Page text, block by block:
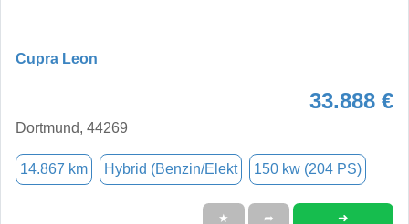
Cupra Leon
33.888 €
Dortmund, 44269
14.867 km Hybrid (Benzin/Elekt 150 kw (204 PS)
★ ➦ ➜